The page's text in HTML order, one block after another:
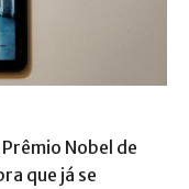
Nobel de
que já se